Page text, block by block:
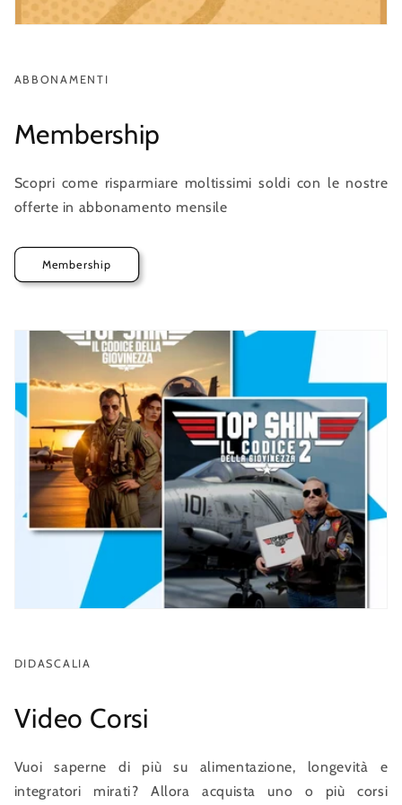
ABBONAMENTI
Membership
Scopri come risparmiare moltissimi soldi con le nostre
offerte in abbonamento mensile
Membership
DIDASCALIA
Video Corsi
Vuoi saperne di più su alimentazione, longevità e
integratori mirati? Allora acquista uno o più corsi